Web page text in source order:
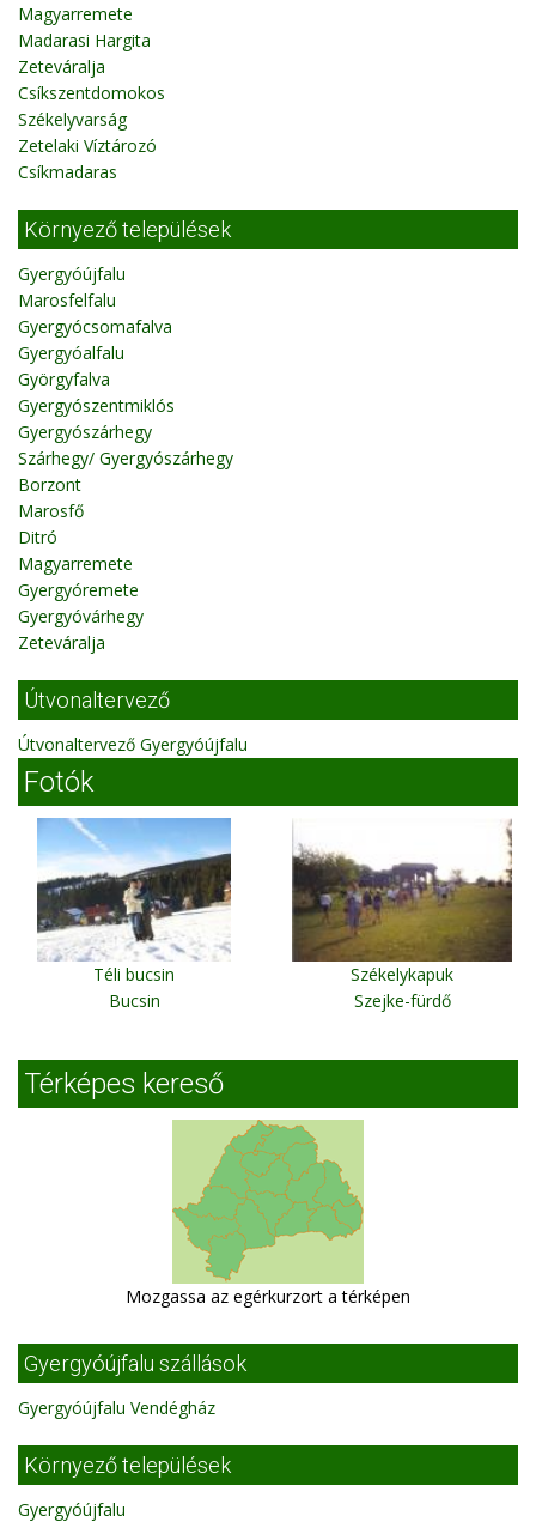
Magyarremete
Madarasi Hargita
Zeteváralja
Csíkszentdomokos
Székelyvarság
Zetelaki Víztározó
Csíkmadaras
Környező települések
Gyergyóújfalu
Marosfelfalu
Gyergyócsomafalva
Gyergyóalfalu
Györgyfalva
Gyergyószentmiklós
Gyergyószárhegy
Szárhegy/ Gyergyószárhegy
Borzont
Marosfő
Ditró
Magyarremete
Gyergyóremete
Gyergyóvárhegy
Zeteváralja
Útvonaltervező
Útvonaltervező Gyergyóújfalu
Fotók
Téli bucsin
Bucsin
Székelykapuk
Szejke-fürdő
Térképes kereső
Mozgassa az egérkurzort a térképen
Gyergyóújfalu szállások
Gyergyóújfalu Vendégház
Környező települések
Gyergyóújfalu